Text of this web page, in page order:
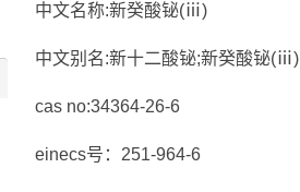
中文名称:新癸酸铋(ⅲ)
中文别名:新十二酸铋;新癸酸铋(ⅲ)
cas no:34364-26-6
einecs号：251-964-6